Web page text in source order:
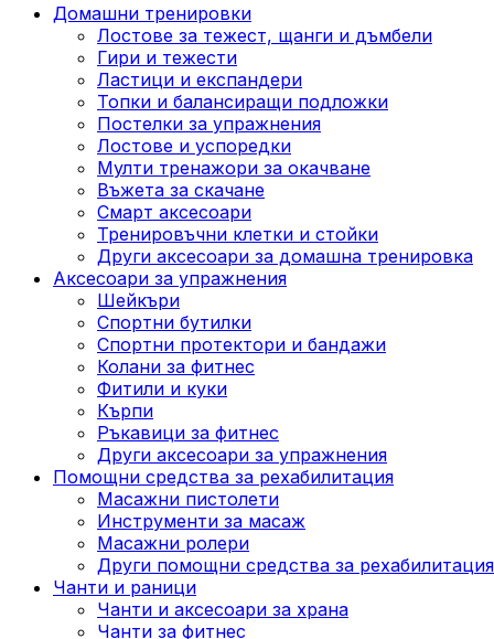
Домашни тренировки
Лостове за тежест, щанги и дъмбели
Гири и тежести
Ластици и експандери
Топки и балансиращи подложки
Постелки за упражнения
Лостове и успоредки
Мулти тренажори за окачване
Въжета за скачане
Смарт аксесоари
Тренировъчни клетки и стойки
Други аксесоари за домашна тренировка
Аксесоари за упражнения
Шейкъри
Спортни бутилки
Спортни протектори и бандажи
Колани за фитнес
Фитили и куки
Кърпи
Ръкавици за фитнес
Други аксесоари за упражнения
Помощни средства за рехабилитация
Масажни пистолети
Инструменти за масаж
Масажни ролери
Други помощни средства за рехабилитация
Чанти и раници
Чанти и аксесоари за храна
Чанти за фитнес